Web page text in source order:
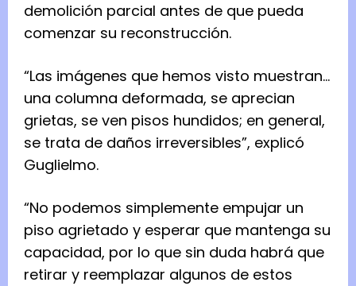
demolición parcial antes de que pueda
comenzar su reconstrucción.
“Las imágenes que hemos visto muestran…
una columna deformada, se aprecian
grietas, se ven pisos hundidos; en general,
se trata de daños irreversibles”, explicó
Guglielmo.
“No podemos simplemente empujar un
piso agrietado y esperar que mantenga su
capacidad, por lo que sin duda habrá que
retirar y reemplazar algunos de estos